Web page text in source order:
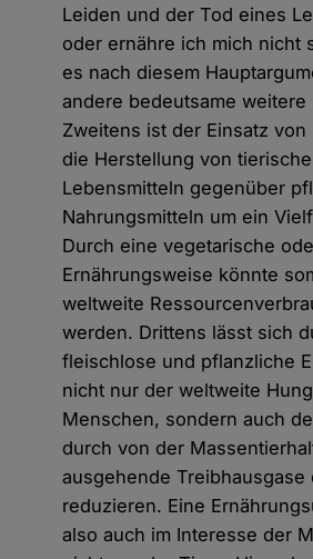
Leiden und der Tod eines
oder ernähre ich mich nicht
es nach diesem
andere bedeutsame weitere
Zweitens ist der Einsatz
die Herstellung von
Lebensmitteln gegenüber
Nahrungsmitteln um ein
Durch eine vegetarische
Ernährungsweise könnte
weltweite
werden. Drittens lässt sich
fleischlose und pflanzliche
nicht nur der weltweite
Menschen, sondern auch
durch von der
ausgehende Treibhausgase
reduzieren. Eine
also auch im Interesse der